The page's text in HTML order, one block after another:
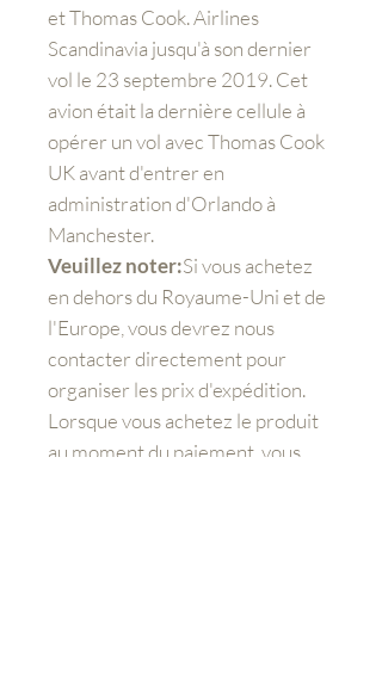
et Thomas Cook. Airlines
Scandinavia jusqu'à son dernier
vol le 23 septembre 2019. Cet
avion était la dernière cellule à
opérer un vol avec Thomas Cook
UK avant d'entrer en
administration d'Orlando à
Manchester.
Veuillez noter:Si vous achetez
en dehors du Royaume-Uni et de
l'Europe, vous devrez nous
contacter directement pour
organiser les prix d'expédition.
Lorsque vous achetez le produit
au moment du paiement, vous